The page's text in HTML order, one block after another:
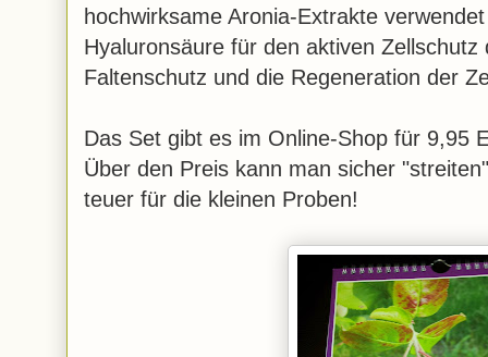
hochwirksame Aronia-Extrakte
Hyaluronsäure für den aktiven
Faltenschutz und die Regeneration der
Das Set gibt es im Online-Shop für 9,95
Über den Preis kann man sicher
teuer für die kleinen Proben!